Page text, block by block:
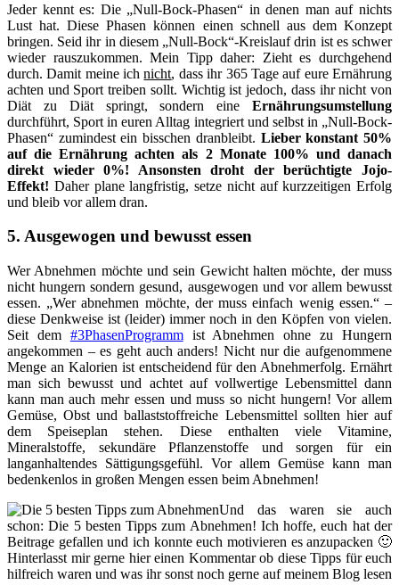
Jeder kennt es: Die „Null-Bock-Phasen“ in denen man auf nichts
Lust hat. Diese Phasen können einen schnell aus dem Konzept
bringen. Seid ihr in diesem „Null-Bock“-Kreislauf drin ist es schwer
wieder rauszukommen. Mein Tipp daher: Zieht es durchgehend
durch. Damit meine ichnicht, dass ihr 365 Tage auf eure Ernährung
achten und Sport treiben sollt. Wichtig ist jedoch, dass ihr nicht von
Diät zu Diät springt, sondern eine Ernährungsumstellung
durchführt, Sport in euren Alltag integriert und selbst in „Null-Bock-
Phasen“ zumindest ein bisschen dranbleibt. Lieber konstant 50%
auf die Ernährung achten als 2 Monate 100% und danach
direkt wieder 0%! Ansonsten droht der berüchtigte Jojo-
Effekt! Daher plane langfristig, setze nicht auf kurzzeitigen Erfolg
und bleib vor allem dran.
5. Ausgewogen und bewusst essen
Wer Abnehmen möchte und sein Gewicht halten möchte, der muss
nicht hungern sondern gesund, ausgewogen und vor allem bewusst
essen. „Wer abnehmen möchte, der muss einfach wenig essen.“ –
diese Denkweise ist (leider) immer noch in den Köpfen von vielen.
Seit dem #3PhasenProgrammist Abnehmen ohne zu Hungern
angekommen – es geht auch anders! Nicht nur die aufgenommene
Menge an Kalorien ist entscheidend für den Abnehmerfolg. Ernährt
man sich bewusst und achtet auf vollwertige Lebensmittel dann
kann man auch mehr essen und muss so nicht hungern! Vor allem
Gemüse, Obst und ballaststoffreiche Lebensmittel sollten hier auf
dem Speiseplan stehen. Diese enthalten viele Vitamine,
Mineralstoffe, sekundäre Pflanzenstoffe und sorgen für ein
langanhaltendes Sättigungsgefühl. Vor allem Gemüse kann man
bedenkenlos in großen Mengen essen beim Abnehmen!
Und das waren sie auch
schon: Die 5 besten Tipps zum Abnehmen! Ich hoffe, euch hat der
Beitrage gefallen und ich konnte euch motivieren es anzupacken 🙂
Hinterlasst mir gerne hier einen Kommentar ob diese Tipps für euch
hilfreich waren und was ihr sonst noch gerne auf meinem Blog lesen